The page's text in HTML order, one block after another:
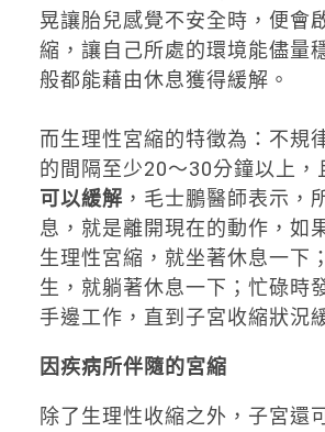
晃讓胎兒感覺不安全時，便會
縮，讓自己所處的環境能儘量
般都能藉由休息獲得緩解。
而生理性宮縮的特徵為：不規
的間隔至少20～30分鐘以上，
可以緩解 ，毛士鵬醫師表示，
息，就是離開現在的動作，如
生理性宮縮，就坐著休息一下
生，就躺著休息一下；忙碌時
手邊工作，直到子宮收縮狀況
因疾病所伴隨的宮縮
除了生理性收縮之外，子宮還